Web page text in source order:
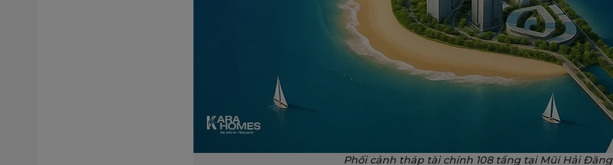
Phối cảnh tháp tài chính 108 tầng tại Mũi Hải Đăng